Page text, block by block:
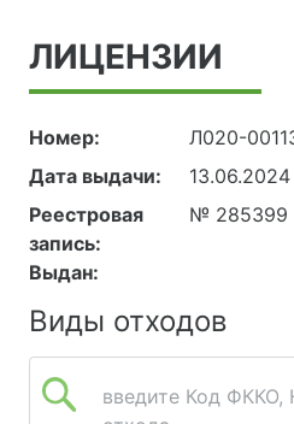
ЛИЦЕНЗИИ
Номер:
Л020-
Дата выдачи:
13.06.2024
Реестровая
запись:
№ 285399
Выдан:
Виды отходов
введите Код ФККО,